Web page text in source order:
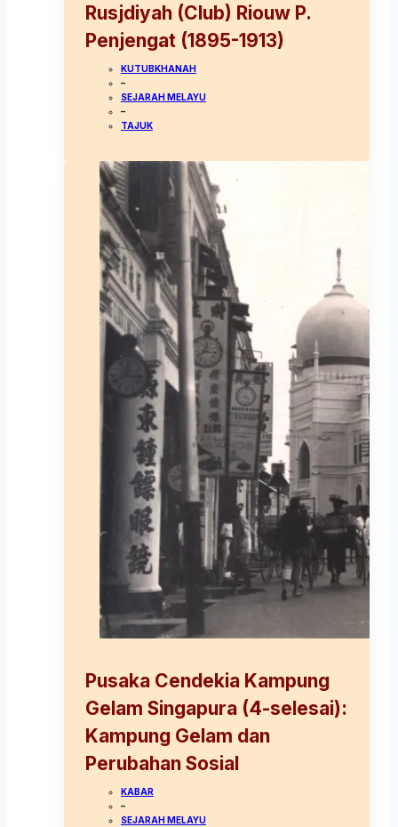
Rusjdiyah (Club) Riouw P.
Penjengat (1895-1913)
KUTUBKHANAH
–
SEJARAH MELAYU
–
TAJUK
Pusaka Cendekia Kampung
Gelam Singapura (4-selesai):
Kampung Gelam dan
Perubahan Sosial
KABAR
–
SEJARAH MELAYU